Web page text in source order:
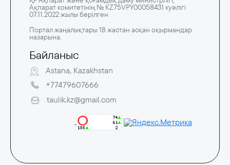
Ақпарат комитетінің № KZ75VPY00058431 куәлігі
07.11.2022 жылы берілген
Портал жаңалықтары 18 жастан асқан оқырмандар
назарына.
Байланыс
Astana, Kazakhstan
+77479607666
taulik.kz@gmail.com